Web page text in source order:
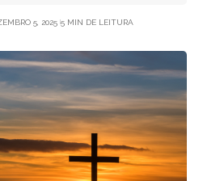
5, 2025 5 MIN DE LEITURA